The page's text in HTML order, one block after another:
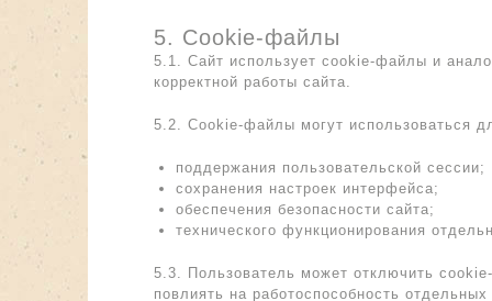
5. Cookie-файлы
5.1. Сайт использует cookie-файлы и
корректной работы сайта.
5.2. Cookie-файлы могут использоваться
поддержания пользовательской сессии;
сохранения настроек интерфейса;
обеспечения безопасности сайта;
технического функционирования
5.3. Пользователь может отключить
повлиять на работоспособность